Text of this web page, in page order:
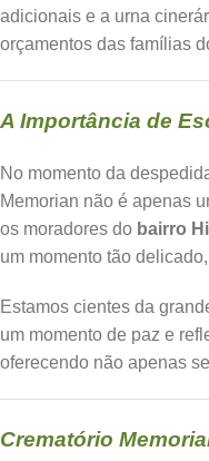
adicionais e a urna
orçamentos das famílias
A Importância de
No momento da
Memorian não é apenas
os moradores do bairro
um momento tão
Estamos cientes da
um momento de paz e
oferecendo não apenas
Crematório